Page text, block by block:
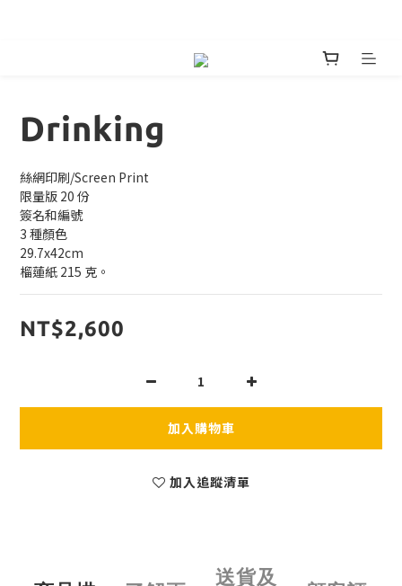
Drinking
絲網印刷/Screen Print
限量版 20 份
簽名和編號
3 種顏色
29.7x42cm
榴蓮紙 215 克。
NT$2,600
加入購物車
加入追蹤清單
送貨及